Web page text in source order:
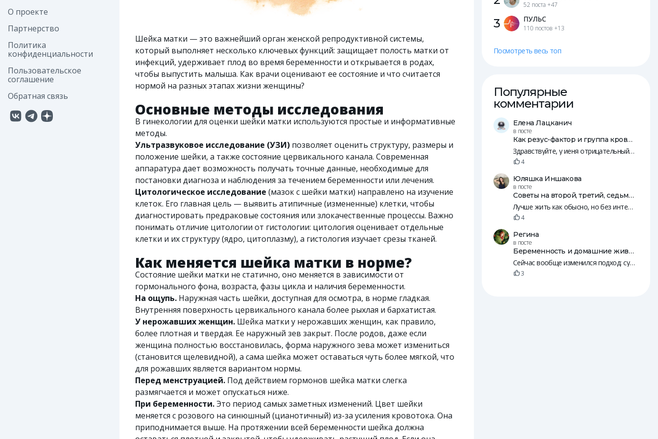
О проекте
Партнерство
Политика
конфиденциальности
Пользовательское
соглашение
Обратная связь
Шейка матки — это важнейший орган женской репродуктивной системы,
который выполняет несколько ключевых функций: защищает полость матки от
инфекций, удерживает плод во время беременности и открывается в родах,
чтобы выпустить малыша. Как врачи оценивают ее состояние и что считается
нормой на разных этапах жизни женщины?
Основные методы исследования
В гинекологии для оценки шейки матки используются простые и информативные
методы.
Ультразвуковое исследование (УЗИ) позволяет оценить структуру, размеры и
положение шейки, а также состояние цервикального канала. Современная
аппаратура дает возможность получать точные данные, необходимые для
постановки диагноза и наблюдения за течением беременности или лечения.
Цитологическое исследование (мазок с шейки матки) направлено на изучение
клеток. Его главная цель — выявить атипичные (измененные) клетки, чтобы
диагностировать предраковые состояния или злокачественные процессы. Важно
понимать отличие цитологии от гистологии: цитология оценивает отдельные
клетки и их структуру (ядро, цитоплазму), а гистология изучает срезы тканей.
Как меняется шейка матки в норме?
Состояние шейки матки не статично, оно меняется в зависимости от
гормонального фона, возраста, фазы цикла и наличия беременности.
На ощупь. Наружная часть шейки, доступная для осмотра, в норме гладкая.
Внутренняя поверхность цервикального канала более рыхлая и бархатистая.
У нерожавших женщин. Шейка матки у нерожавших женщин, как правило,
более плотная и твердая. Ее наружный зев закрыт. После родов, даже если
женщина полностью восстановилась, форма наружного зева может измениться
(становится щелевидной), а сама шейка может оставаться чуть более мягкой, что
для рожавших является вариантом нормы.
Перед менструацией. Под действием гормонов шейка матки слегка
размягчается и может опускаться ниже.
При беременности.Это период самых заметных изменений. Цвет шейки
меняется с розового на синюшный (цианотичный) из-за усиления кровотока. Она
приподнимается выше. На протяжении всей беременности шейка должна
52 поста+47
3 ПУЛЬС
110 постов+13
Посмотреть весь топ
Популярные
комментарии
Елена Лацканич
в посте
Как резус-фактор и группа крови влияют на зачатие и беременность
Здравствуйте, у иеня отрицательный резус, у мужа положительны. Пятеро общих детей, младшей уде 14 лет.
4
Юляшка Иншакова
в посте
Советы на второй, третий, седьмой, 10, 12 и 18 день после переноса эмбрионов
Лучше жить как обысно, но без интенсивных занятий, резких движений и т. п. Нужно, чтобы был кровоток. Просто будьте к себе внимательнее, а так живите жизнь 😄
4
Регина
в посте
Беременность и домашние животные
Сейчас вообще изменился подход: судя по рилсам, с собаками начинают знакомить детей еще в животе. А потом и младенцы вместе с животными спят
3